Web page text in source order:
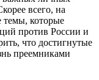
всего, на
темы, которые
против России и
что достигнутые
преемниками